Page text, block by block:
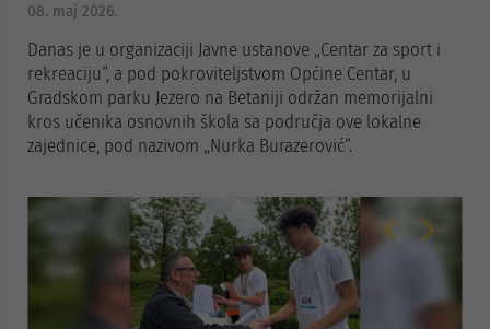
08. maj 2026.
Danas je u organizaciji Javne ustanove „Centar za sport i
rekreaciju“, a pod pokroviteljstvom Općine Centar, u
Gradskom parku Jezero na Betaniji održan memorijalni
kros učenika osnovnih škola sa područja ove lokalne
zajednice, pod nazivom „Nurka Burazerović“.